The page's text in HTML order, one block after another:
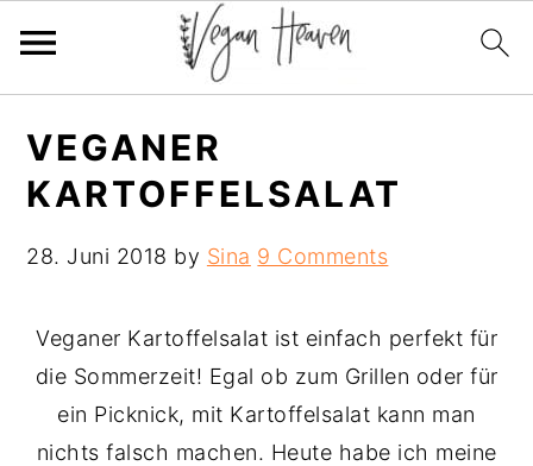
primary
main
primary
VEGANER
KARTOFFELSALAT
28. Juni 2018 by Sina 9 Comments
Veganer Kartoffelsalat ist einfach perfekt für
die Sommerzeit! Egal ob zum Grillen oder für
ein Picknick, mit Kartoffelsalat kann man
nichts falsch machen. Heute habe ich meine